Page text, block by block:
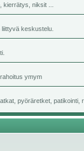
kierrätys, niksit ...
keskustelu.
ymym
pyöräretket, patikointi,